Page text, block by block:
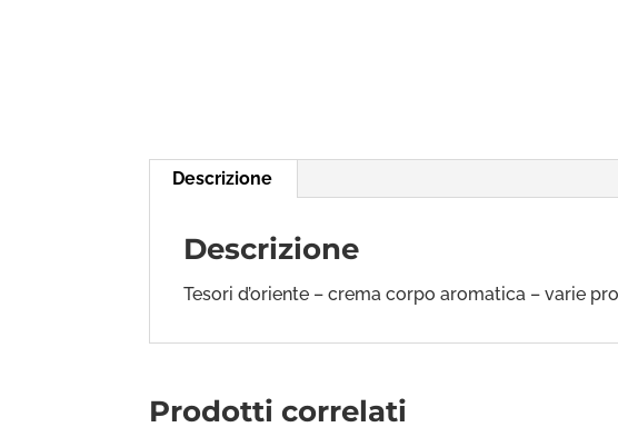
Descrizione
Descrizione
Tesori d’oriente – crema corpo aromatica – varie
Prodotti correlati